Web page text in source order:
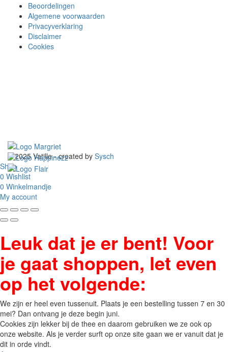
Beoordelingen
Algemene voorwaarden
Privacyverklaring
Disclaimer
Cookies
© 2025 Vatille - created by Sysch
Shop
0 Wishlist
0 Winkelmandje
My account
Leuk dat je er bent! Voor
je gaat shoppen, let even
op het volgende:
We zijn er heel even tussenuit. Plaats je een bestelling tussen 7 en 30
mei? Dan ontvang je deze begin juni.
Cookies zijn lekker bij de thee en daarom gebruiken we ze ook op
onze website. Als je verder surft op onze site gaan we er vanuit dat je
dit in orde vindt.